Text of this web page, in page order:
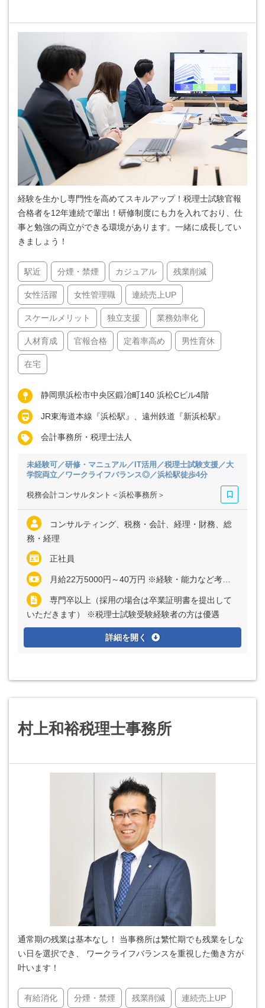
経験を生かし専門性を高めてスキルアップ！税理士試験官報
合格者を12年連続で輩出！研修制度にも力を入れており、仕
事と勉強の両立ができる環境があります。一緒に成長してい
きましょう！
駅近 分煙・禁煙 カジュアル 残業削減
女性活躍 女性管理職 連続売上UP
スケールメリット 独立支援 業務効率化
人材育成 官報合格 定着率高め 男性育休
在宅
静岡県浜松市中央区鍛冶町140 浜松Cビル4階
JR東海道本線『浜松駅』、遠州鉄道『新浜松駅』
会計事務所・税理士法人
未経験可／研修・マニュアル／IT活用／税理士試験支援／大
学院両立／ワークライフバランス◎／浜松駅徒歩4分
税務会計コンサルタント＜浜松事務所＞
コンサルティング、税務・会計、経理・財務、総
務・経理
正社員
月給22万5000円～40万円 ※経験・能力など考慮の上、決定いたします ※上記に固定残業代（月20時間分＝3万円～6万円）を含む ※超過分は別途全額支給
専門卒以上（採用の場合は卒業証明書を提出して
いただきます） ※税理士試験受験経験者の方は優遇
詳細を開く
村上和裕税理士事務所
通常期の残業は基本なし！ 当事務所は繁忙期でも残業をしな
い日を選択でき、 ワークライフバランスを重視した働き方が
叶います！
有給消化 分煙・禁煙 残業削減 連続売上UP